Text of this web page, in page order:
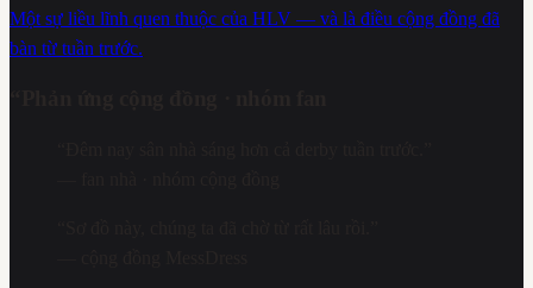
Một sự liều lĩnh quen thuộc của HLV — và là điều cộng đồng đã
bàn từ tuần trước.